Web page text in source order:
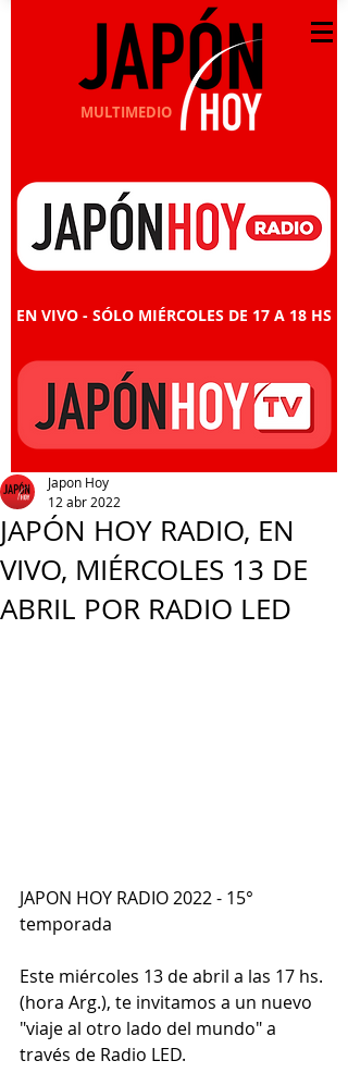
MULTIMEDIO
EN VIVO - SÓLO MIÉRCOLES DE 17 A 18 HS
JAPÓN HOY RADIO, EN
VIVO, MIÉRCOLES 13 DE
ABRIL POR RADIO LED
Japon Hoy
12 abr 2022
JAPON HOY RADIO 2022 - 15°
temporada
Este miércoles 13 de abril a las 17 hs.
(hora Arg.), te invitamos a un nuevo
"viaje al otro lado del mundo" a
través de Radio LED.